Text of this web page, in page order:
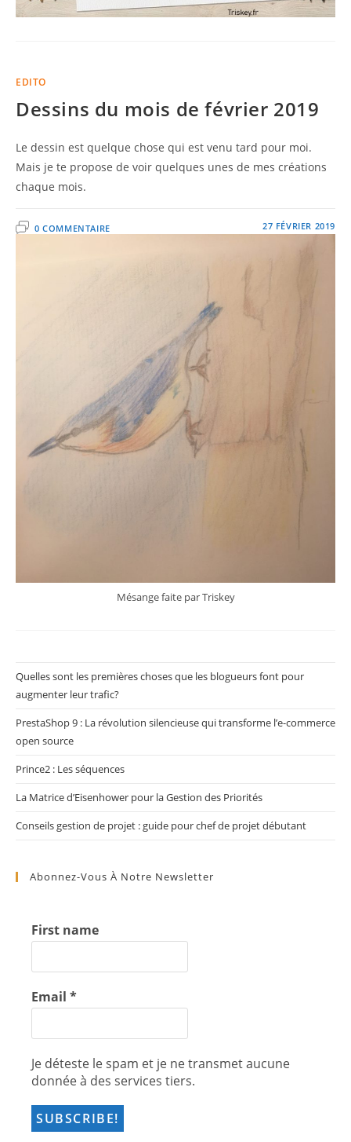
EDITO
Dessins du mois de février 2019
Le dessin est quelque chose qui est venu tard pour moi.
Mais je te propose de voir quelques unes de mes créations
chaque mois.
0 COMMENTAIRE 27 FÉVRIER 2019
Mésange faite par Triskey
Quelles sont les premières choses que les blogueurs font pour
augmenter leur trafic?
PrestaShop 9 : La révolution silencieuse qui transforme l’e-commerce
open source
Prince2 : Les séquences
La Matrice d’Eisenhower pour la Gestion des Priorités
Conseils gestion de projet : guide pour chef de projet débutant
Abonnez-Vous À Notre Newsletter
First name
Email *
Je déteste le spam et je ne transmet aucune
donnée à des services tiers.